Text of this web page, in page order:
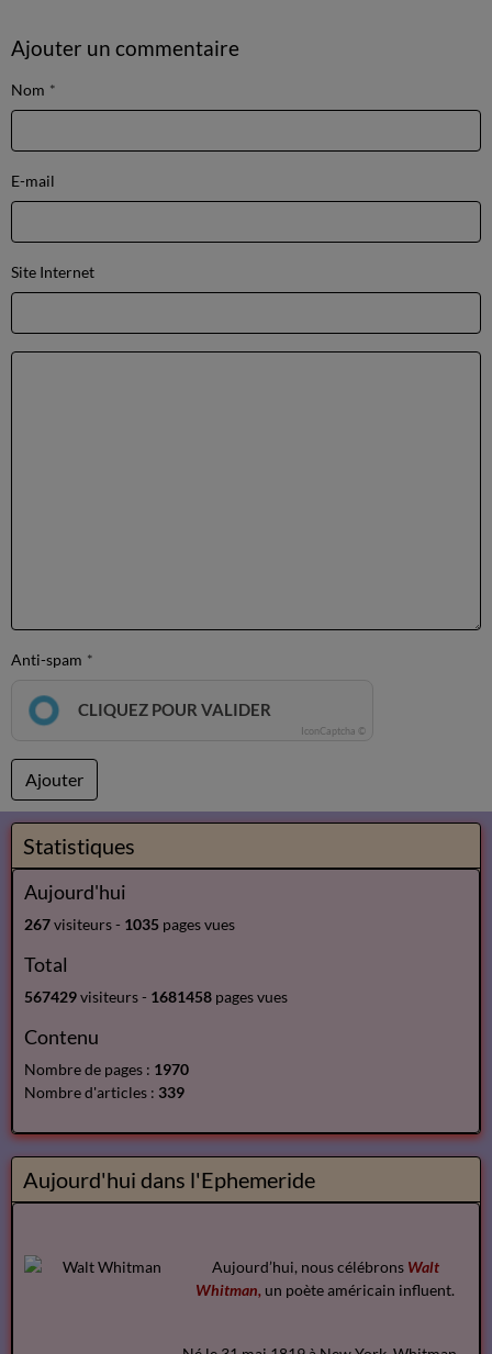
Ajouter un commentaire
Nom
E-mail
Site Internet
Anti-spam
CLIQUEZ POUR VALIDER
IconCaptcha ©
Ajouter
Statistiques
Aujourd'hui
267visiteurs - 1035 pages vues
Total
567429visiteurs - 1681458 pages vues
Contenu
Nombre de pages : 1970
Nombre d'articles : 339
Aujourd'hui dans l'Ephemeride
Aujourd’hui, nous célébrons Walt
Whitman, un poète américain influent.